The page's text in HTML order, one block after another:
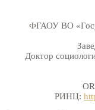
ФГАОУ ВО
Доктор
РИНЦ: